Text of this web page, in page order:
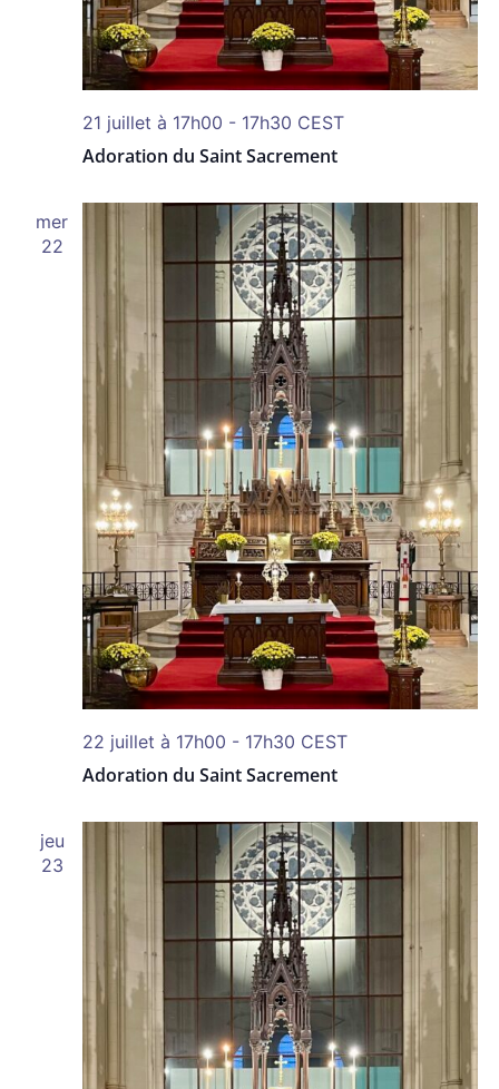
Adoration du Saint Sacrement
21 juillet à 17h00 - 17h30 CEST
mer
22
Adoration du Saint Sacrement
22 juillet à 17h00 - 17h30 CEST
jeu
23